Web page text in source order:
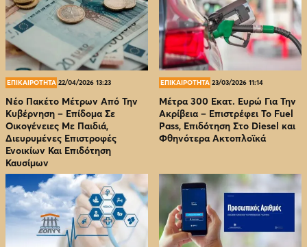
ΕΠΙΚΑΙΡΟΤΗΤΑ 22/04/2026 13:23
Νέο Πακέτο Μέτρων Από Την
Κυβέρνηση – Επίδομα Σε
Οικογένειες Με Παιδιά,
Διευρυμένες Επιστροφές
Ενοικίων Και Επιδότηση
Καυσίμων
ΕΠΙΚΑΙΡΟΤΗΤΑ 23/03/2026 11:14
Μέτρα 300 Εκατ. Ευρώ Για Την
Ακρίβεια – Επιστρέφει Το Fuel
Pass, Επιδότηση Στο Diesel και
Φθηνότερα Ακτοπλοϊκά